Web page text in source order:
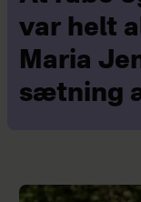
var helt
Maria
sætning